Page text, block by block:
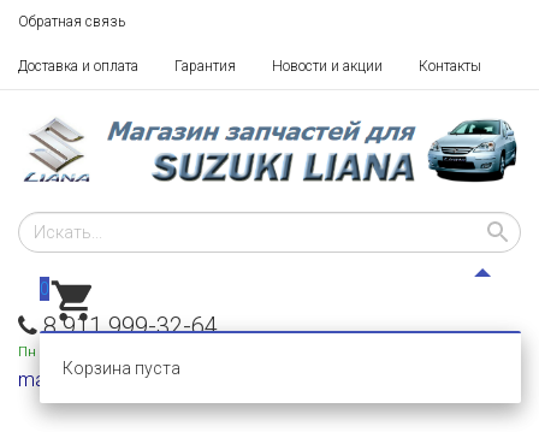
Обратная связь
Доставка и оплата Гарантия Новости и акции Контакты
8 911 999-32-64
Пн - Пт: 10 - 18,
mail@razborka-liana.ru
0
Корзина пуста